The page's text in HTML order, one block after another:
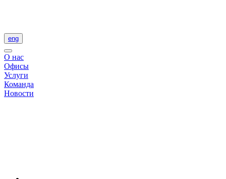
eng
О нас
Офисы
Услуги
Команда
Новости